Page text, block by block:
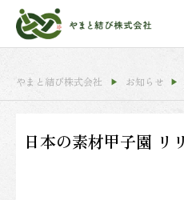
やまと結び株式会社 お知らせ
日本の素材甲子園 リ